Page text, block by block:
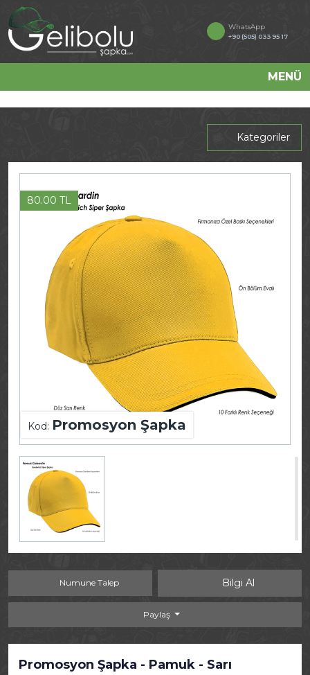
WhatsApp
+90 (505) 033 95 17
MENÜ
Kategoriler
80.00 TL
Kod: Promosyon Şapka
Numune Talep Bilgi Al
Paylaş
Promosyon Şapka - Pamuk - Sarı